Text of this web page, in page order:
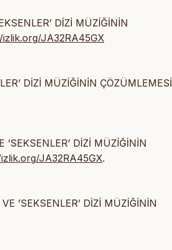
DİZİ MÜZİĞİNİN
JA32RA45GX
DİZİ MÜZİĞİNİN
DİZİ MÜZİĞİNİN
JA32RA45GX.
’SEKSENLER’ DİZİ MÜZİĞİNİN